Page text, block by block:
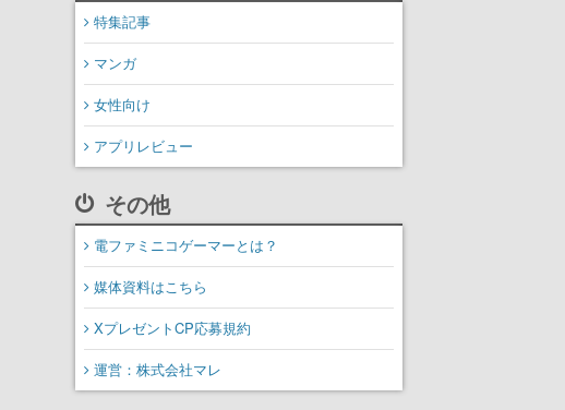
特集記事
マンガ
女性向け
アプリレビュー
その他
電ファミニコゲーマーとは？
媒体資料はこちら
XプレゼントCP応募規約
運営：株式会社マレ